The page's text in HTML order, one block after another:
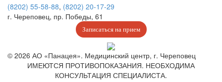
(8202) 55-58-88, (8202) 20-17-29
г. Череповец, пр. Победы, 61
Записаться на прием
© 2026 АО «Панацея». Медицинский центр, г. Череповец
ИМЕЮТСЯ ПРОТИВОПОКАЗАНИЯ. НЕОБХОДИМА
КОНСУЛЬТАЦИЯ СПЕЦИАЛИСТА.